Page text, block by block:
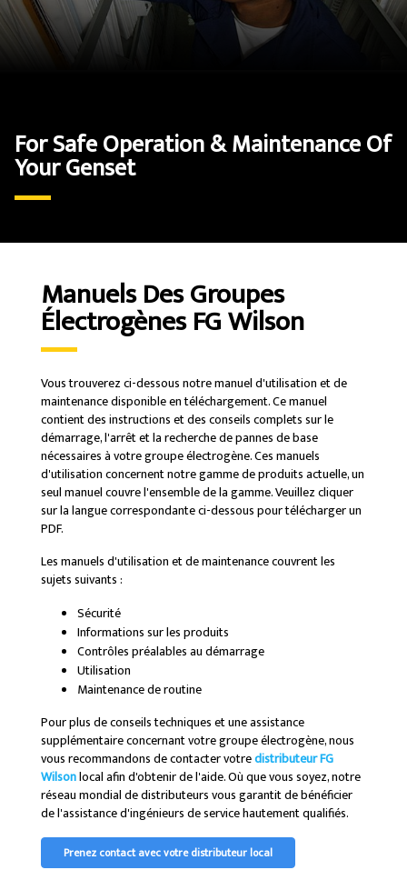
For Safe Operation & Maintenance Of
Your Genset
Manuels Des Groupes
Électrogènes FG Wilson
Vous trouverez ci-dessous notre manuel d'utilisation et de
maintenance disponible en téléchargement. Ce manuel
contient des instructions et des conseils complets sur le
démarrage, l'arrêt et la recherche de pannes de base
nécessaires à votre groupe électrogène. Ces manuels
d'utilisation concernent notre gamme de produits actuelle, un
seul manuel couvre l'ensemble de la gamme. Veuillez cliquer
sur la langue correspondante ci-dessous pour télécharger un
PDF.
Les manuels d'utilisation et de maintenance couvrent les
sujets suivants :
Sécurité
Informations sur les produits
Contrôles préalables au démarrage
Utilisation
Maintenance de routine
Pour plus de conseils techniques et une assistance
supplémentaire concernant votre groupe électrogène, nous
vous recommandons de contacter votredistributeur FG
Wilsonlocal afin d'obtenir de l'aide. Où que vous soyez, notre
réseau mondial de distributeurs vous garantit de bénéficier
de l'assistance d'ingénieurs de service hautement qualifiés.
Prenez contact avec votre distributeur local